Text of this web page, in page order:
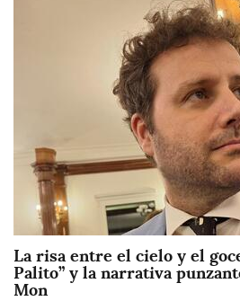
La risa entre el cielo y el
Palito” y la narrativa
Mon